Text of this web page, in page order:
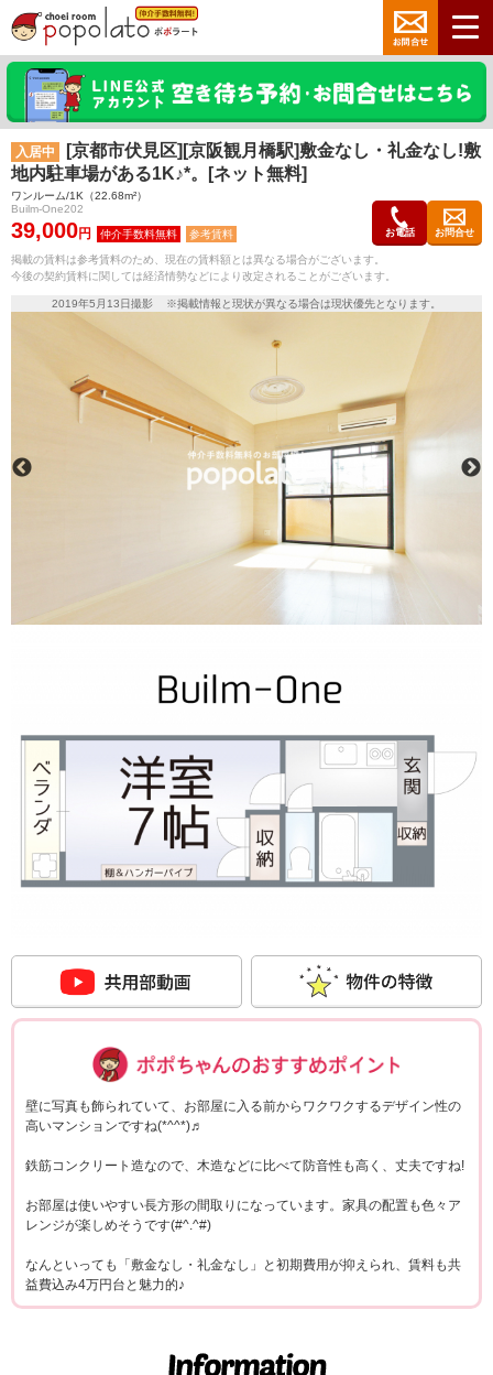
入居中
[京都市伏見区][京阪観月橋駅]敷金なし・礼金なし!敷
地内駐車場がある1K♪*。[ネット無料]
ワンルーム/1K（22.68m²）
Builm-One202
39,000円 参考賃料 お電話 お問合せ
掲載の賃料は参考賃料のため、現在の賃料額とは異なる場合がございます。
今後の契約賃料に関しては経済情勢などにより改定されることがございます。
2019年5月13日撮影 ※掲載情報と現状が異なる場合は現状優先となります。
壁に写真も飾られていて、お部屋に入る前からワクワクするデザイン性の
高いマンションですね(*^^*)♬
鉄筋コンクリート造なので、木造などに比べて防音性も高く、丈夫ですね!
お部屋は使いやすい長方形の間取りになっています。家具の配置も色々ア
レンジが楽しめそうです(#^.^#)
なんといっても「敷金なし・礼金なし」と初期費用が抑えられ、賃料も共
益費込み4万円台と魅力的♪